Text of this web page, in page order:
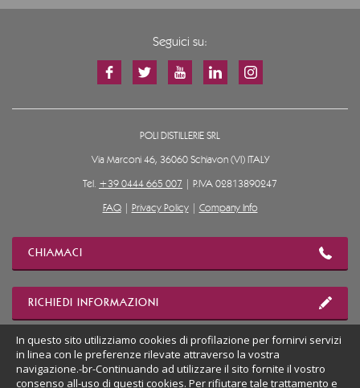
Seguici su:
POLI DISTILLERIE SRL
Via Marconi 46, 36060 Schiavon (VI) ITALY
Tel. +39 0444 665 007 | P.IVA 02813890247
FAQ| Privacy Policy| Company Info
CHIAMACI
RICHIEDI INFORMAZIONI
MOSTRA POSIZIONE
In questo sito utilizziamo cookies di profilazione per fornirvi servizi
in linea con le preferenze rilevate attraverso la vostra
navigazione.-br-Continuando ad utilizzare il sito fornite il vostro
consenso all-uso di questi cookies. Per rifiutare tale trattamento e